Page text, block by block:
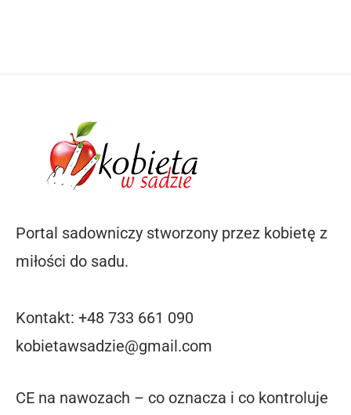
Portal sadowniczy stworzony przez kobietę z
miłości do sadu.
Kontakt: +48 733 661 090
kobietawsadzie@gmail.com
CE na nawozach – co oznacza i co kontroluje